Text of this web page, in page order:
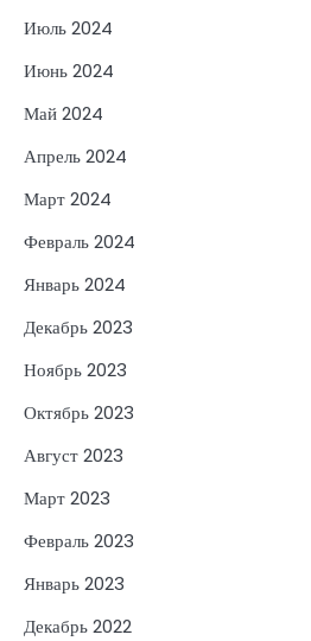
Июль 2024
Июнь 2024
Май 2024
Апрель 2024
Март 2024
Февраль 2024
Январь 2024
Декабрь 2023
Ноябрь 2023
Октябрь 2023
Август 2023
Март 2023
Февраль 2023
Январь 2023
Декабрь 2022